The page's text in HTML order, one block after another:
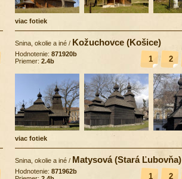
viac fotiek
Snina, okolie a iné / Kožuchovce (Košice)
1 2
Hodnotenie: 871920b
Priemer: 2.4b
viac fotiek
Snina, okolie a iné / Matysová (Stará Ľubovňa)
1 2
Hodnotenie: 871962b